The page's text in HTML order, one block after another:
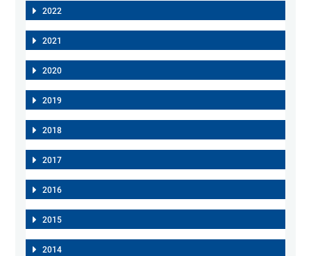
2022
2021
2020
2019
2018
2017
2016
2015
2014